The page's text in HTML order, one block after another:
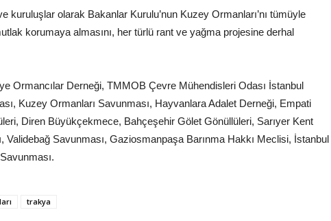
kuruluşlar olarak Bakanlar Kurulu’nun Kuzey Ormanları’nı tümüyle
korumaya almasını, her türlü rant ve yağma projesine derhal
Ormancılar Derneği, TMMOB Çevre Mühendisleri Odası İstanbul
Kuzey Ormanları Savunması, Hayvanlara Adalet Derneği, Empati
Diren Büyükçekmece, Bahçeşehir Gölet Gönüllüleri, Sarıyer Kent
Validebağ Savunması, Gaziosmanpaşa Barınma Hakkı Meclisi, İstanbul
trakya